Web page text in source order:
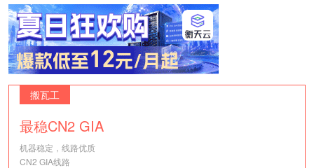
搬瓦工
最稳CN2 GIA
机器稳定，线路优质
CN2 GIA线路